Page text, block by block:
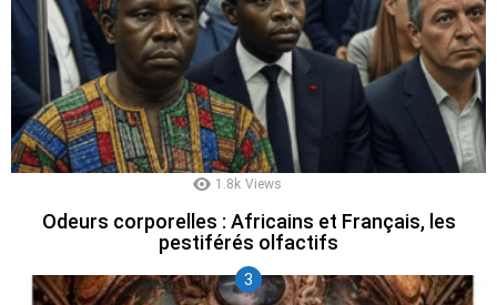
1.8k Views
Odeurs corporelles : Africains et Français, les
pestiférés olfactifs